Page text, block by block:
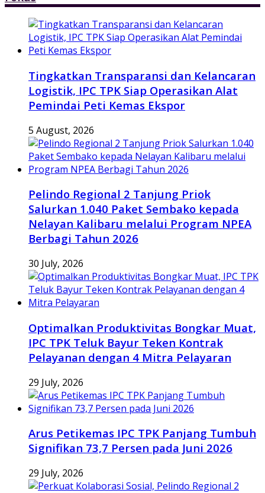
Tingkatkan Transparansi dan Kelancaran
Logistik, IPC TPK Siap Operasikan Alat
Pemindai Peti Kemas Ekspor
5 August, 2026
Pelindo Regional 2 Tanjung Priok
Salurkan 1.040 Paket Sembako kepada
Nelayan Kalibaru melalui Program NPEA
Berbagi Tahun 2026
30 July, 2026
Optimalkan Produktivitas Bongkar Muat,
IPC TPK Teluk Bayur Teken Kontrak
Pelayanan dengan 4 Mitra Pelayaran
29 July, 2026
Arus Petikemas IPC TPK Panjang Tumbuh
Signifikan 73,7 Persen pada Juni 2026
29 July, 2026